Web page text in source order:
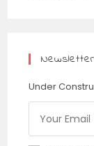
Newsletter
Under